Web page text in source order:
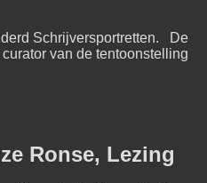
Schrijversportretten. De
van de tentoonstelling
Ronse, Lezing